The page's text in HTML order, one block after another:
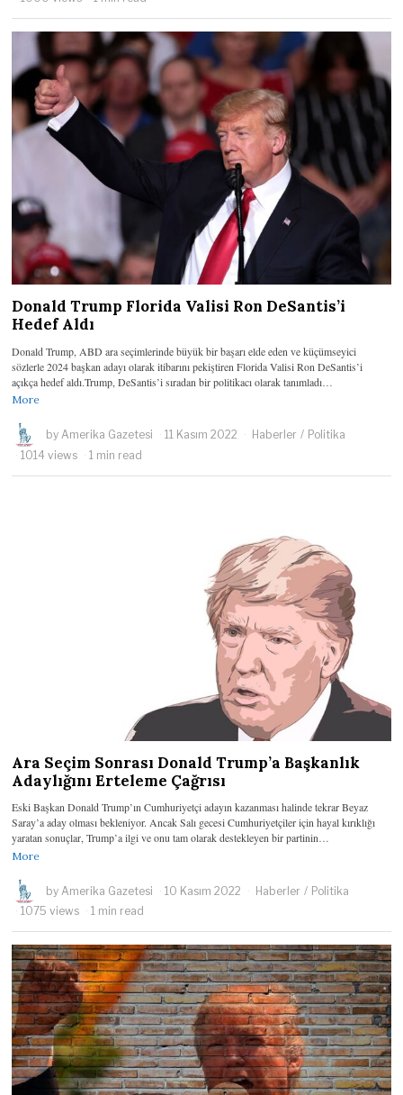
Donald Trump Florida Valisi Ron DeSantis’i
Hedef Aldı
Donald Trump, ABD ara seçimlerinde büyük bir başarı elde eden ve küçümseyici
sözlerle 2024 başkan adayı olarak itibarını pekiştiren Florida Valisi Ron DeSantis’i
açıkça hedef aldı.Trump, DeSantis’i sıradan bir politikacı olarak tanımladı…
More
by Amerika Gazetesi 11 Kasım 2022 Haberler / Politika
1014 views
1 min read
Ara Seçim Sonrası Donald Trump’a Başkanlık
Adaylığını Erteleme Çağrısı
Eski Başkan Donald Trump’ın Cumhuriyetçi adayın kazanması halinde tekrar Beyaz
Saray’a aday olması bekleniyor. Ancak Salı gecesi Cumhuriyetçiler için hayal kırıklığı
yaratan sonuçlar, Trump’a ilgi ve onu tam olarak destekleyen bir partinin…
More
by Amerika Gazetesi 10 Kasım 2022 Haberler / Politika
1075 views
1 min read